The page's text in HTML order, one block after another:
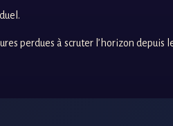
perdues à scruter l’horizon depuis